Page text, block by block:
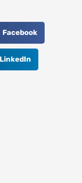
Facebook
LinkedIn